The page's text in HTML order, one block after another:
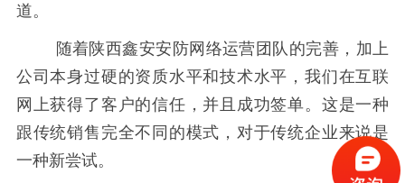
道。
随着陕西鑫安安防网络运营团队的完善，加上
公司本身过硬的资质水平和技术水平，我们在互联
网上获得了客户的信任，并且成功签单。这是一种
跟传统销售完全不同的模式，对于传统企业来说是
一种新尝试。